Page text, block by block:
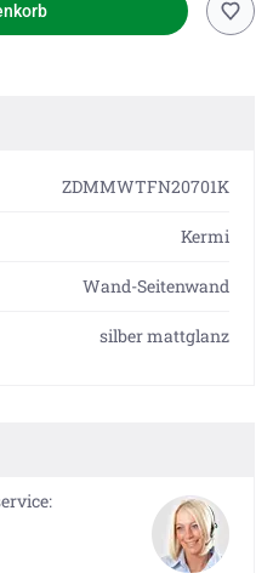
ZDMMWTFN20701K
Kermi
Wand-Seitenwand
silber mattglanz